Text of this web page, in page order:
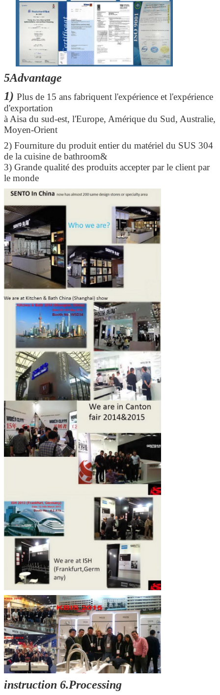
Laisser un message
Nous vous rappellerons
SOUMETTRE
5Advantage
1) Plus de 15 ans fabriquent l'expérience et l'expérience
d'exportation
à Aisa du sud-est, l'Europe, Amérique du Sud, Australie,
Moyen-Orient
2) Fourniture du produit entier du matériel du SUS 304
de la cuisine de bathroom&
3) Grande qualité des produits accepter par le client par
le monde
instruction 6.Processing